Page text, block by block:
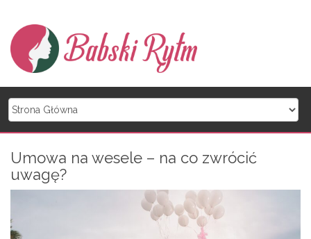
Umowa na wesele – na co zwrócić
uwagę?